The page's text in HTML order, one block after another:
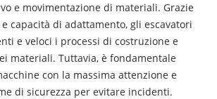
e movimentazione di materiali. Grazie
capacità di adattamento, gli escavatori
e veloci i processi di costruzione e
materiali. Tuttavia, è fondamentale
con la massima attenzione e
di sicurezza per evitare incidenti.